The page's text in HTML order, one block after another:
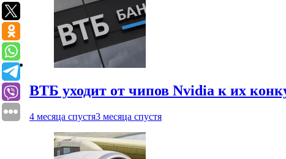
ВТБ уходит от чипов Nvidia к их
4 месяца спустя3 месяца спустя